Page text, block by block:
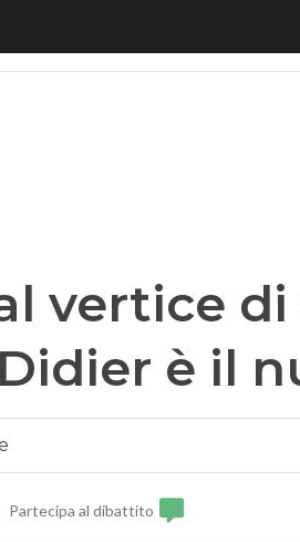
vertice
è il
Partecipa al dibattito